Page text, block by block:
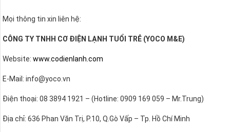
Mọi thông tin xin liên hệ:
CÔNG TY TNHH CƠ ĐIỆN LẠNH TUỔI TRẺ (YOCO M&E)
Website: www.codienlanh.com
E-Mail: info@yoco.vn
Điện thoại: 08 3894 1921 – (Hotline: 0909 169 059 – Mr.Trung)
Địa chỉ: 636 Phan Văn Trị, P.10, Q.Gò Vấp – Tp. Hồ Chí Minh